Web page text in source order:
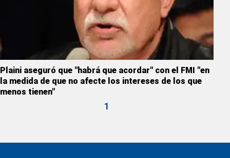
Plaini aseguró que "habrá que acordar" con el FMI "en
la medida de que no afecte los intereses de los que
menos tienen"
1